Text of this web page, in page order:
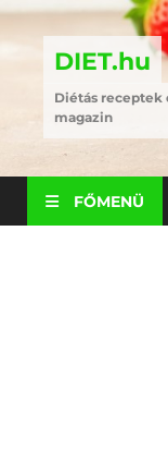
DIET.hu
Diétás receptek
magazin
FŐMENÜ